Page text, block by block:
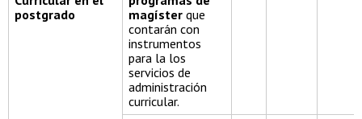
postgrado
magíster que
contarán con
instrumentos
para la los
servicios de
administración
curricular.